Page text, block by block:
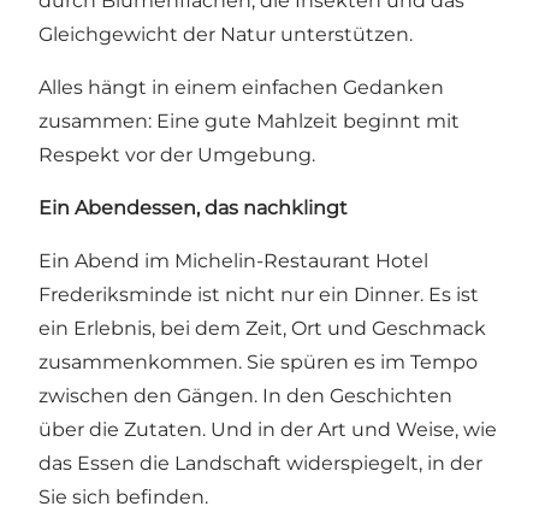
Gleichgewicht der Natur unterstützen.
Alles hängt in einem einfachen Gedanken
zusammen: Eine gute Mahlzeit beginnt mit
Respekt vor der Umgebung.
Ein Abendessen, das nachklingt
Ein Abend im Michelin-Restaurant Hotel
Frederiksminde ist nicht nur ein Dinner. Es ist
ein Erlebnis, bei dem Zeit, Ort und Geschmack
zusammenkommen. Sie spüren es im Tempo
zwischen den Gängen. In den Geschichten
über die Zutaten. Und in der Art und Weise, wie
das Essen die Landschaft widerspiegelt, in der
Sie sich befinden.